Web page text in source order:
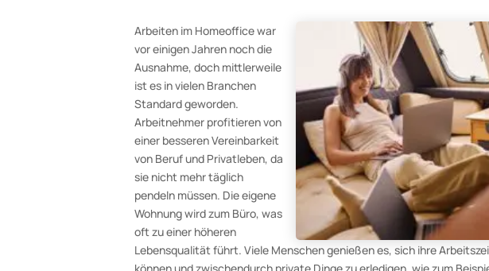
Arbeiten im Homeoffice war
vor einigen Jahren noch die
Ausnahme, doch mittlerweile
ist es in vielen Branchen
Standard geworden.
Arbeitnehmer profitieren von
einer besseren Vereinbarkeit
von Beruf und Privatleben, da
sie nicht mehr täglich
pendeln müssen. Die eigene
Wohnung wird zum Büro, was
oft zu einer höheren
Lebensqualität führt. Viele Menschen genießen es, sich ihre